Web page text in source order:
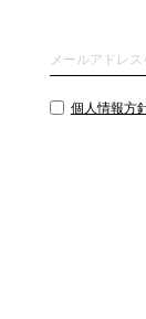
個人情報方